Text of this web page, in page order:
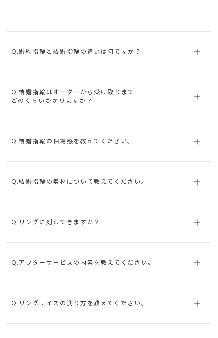
Q.婚約指輪と結婚指輪の違いは何ですか？
Q.結婚指輪はオーダーから受け取りまで
どのくらいかかりますか？
Q.結婚指輪の相場感を教えてください。
Q.結婚指輪の素材について教えてください。
Q.リングに刻印できますか？
Q.アフターサービスの内容を教えてください。
Q.リングサイズの測り方を教えてください。